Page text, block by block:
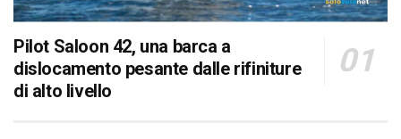
Pilot Saloon 42, una barca a
dislocamento pesante dalle rifiniture
di alto livello